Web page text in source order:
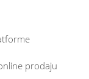
prodaju